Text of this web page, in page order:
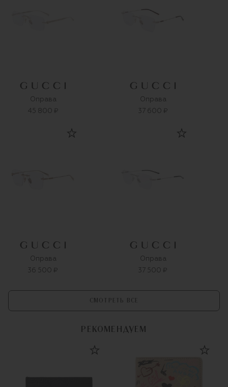
Оправа
45 800 ₽
Оправа
37 600 ₽
Оправа
36 500 ₽
Оправа
37 500 ₽
СМОТРЕТЬ ВСЕ
РЕКОМЕНДУЕМ